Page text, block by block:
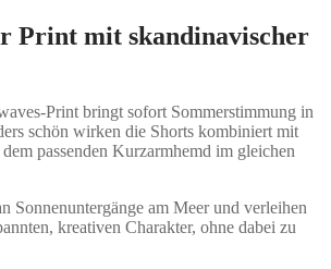
Print mit skandinavischer
Print bringt sofort Sommerstimmung in
schön wirken die Shorts kombiniert mit
passenden Kurzarmhemd im gleichen
Sonnenuntergänge am Meer und verleihen
kreativen Charakter, ohne dabei zu